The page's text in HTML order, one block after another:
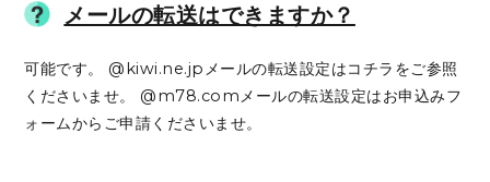
メールの転送はできますか？
可能です。 @kiwi.ne.jpメールの転送設定はコチラをご参照
くださいませ。 @m78.comメールの転送設定はお申込みフ
ォームからご申請くださいませ。